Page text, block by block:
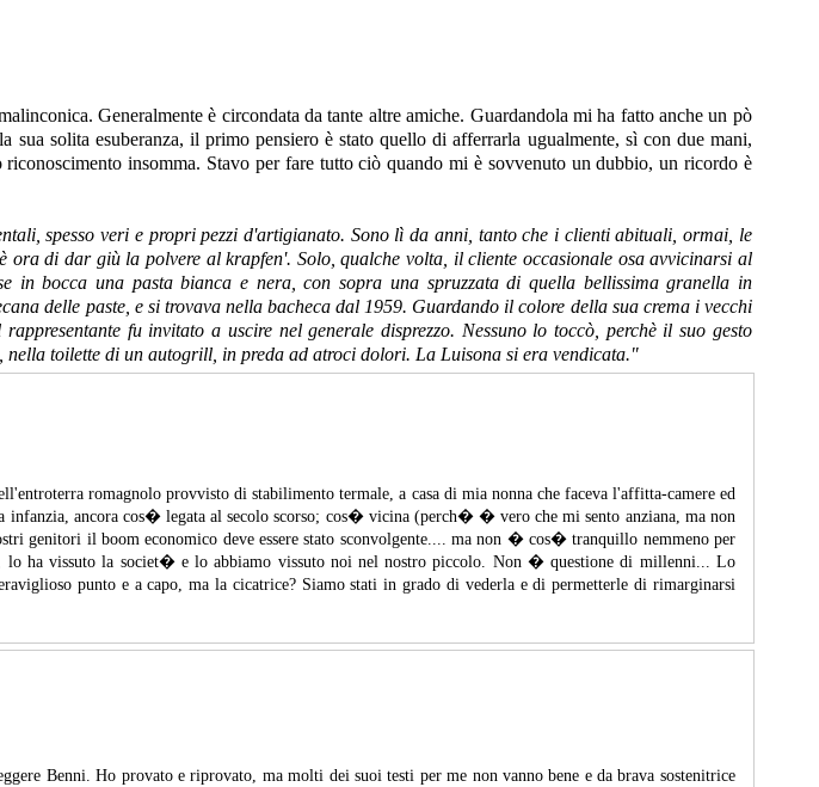
Generalmente è circondata da tante altre amiche. Guardandola mi ha fatto anche un pò
sua solita esuberanza, il primo pensiero è stato quello di afferrarla ugualmente, sì con due mani,
insomma. Stavo per fare tutto ciò quando mi è sovvenuto un dubbio, un ricordo è
spesso veri e propri pezzi d'artigianato. Sono lì da anni, tanto che i clienti abituali, ormai, le
di dar giù la polvere al krapfen'. Solo, qualche volta, il cliente occasionale osa avvicinarsi al
bocca una pasta bianca e nera, con sopra una spruzzata di quella bellissima granella in
delle paste, e si trovava nella bacheca dal 1959. Guardando il colore della sua crema i vecchi
fu invitato a uscire nel generale disprezzo. Nessuno lo toccò, perchè il suo gesto
toilette di un autogrill, in preda ad atroci dolori. La Luisona si era vendicata."
romagnolo provvisto di stabilimento termale, a casa di mia nonna che faceva l'affitta-camere ed
infanzia, ancora cos� legata al secolo scorso; cos� vicina (perch� � vero che mi sento anziana, ma non
genitori il boom economico deve essere stato sconvolgente.... ma non � cos� tranquillo nemmeno per
lo ha vissuto la societ� e lo abbiamo vissuto noi nel nostro piccolo. Non � questione di millenni... Lo
punto e a capo, ma la cicatrice? Siamo stati in grado di vederla e di permetterle di rimarginarsi
Benni. Ho provato e riprovato, ma molti dei suoi testi per me non vanno bene e da brava sostenitrice